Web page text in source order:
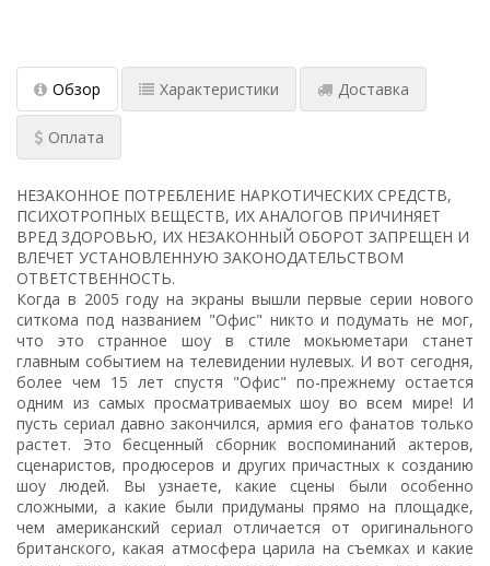
Обзор Характеристики Доставка
Оплата
НЕЗАКОННОЕ ПОТРЕБЛЕНИЕ НАРКОТИЧЕСКИХ СРЕДСТВ,
ПСИХОТРОПНЫХ ВЕЩЕСТВ, ИХ АНАЛОГОВ ПРИЧИНЯЕТ
ВРЕД ЗДОРОВЬЮ, ИХ НЕЗАКОННЫЙ ОБОРОТ ЗАПРЕЩЕН И
ВЛЕЧЕТ УСТАНОВЛЕННУЮ ЗАКОНОДАТЕЛЬСТВОМ
ОТВЕТСТВЕННОСТЬ.
Когда в 2005 году на экраны вышли первые серии нового
ситкома под названием "Офис" никто и подумать не мог,
что это странное шоу в стиле мокьюметари станет
главным событием на телевидении нулевых. И вот сегодня,
более чем 15 лет спустя "Офис" по-прежнему остается
одним из самых просматриваемых шоу во всем мире! И
пусть сериал давно закончился, армия его фанатов только
растет. Это бесценный сборник воспоминаний актеров,
сценаристов, продюсеров и других причастных к созданию
шоу людей. Вы узнаете, какие сцены были особенно
сложными, а какие были придуманы прямо на площадке,
чем американский сериал отличается от оригинального
британского, какая атмосфера царила на съемках и какие